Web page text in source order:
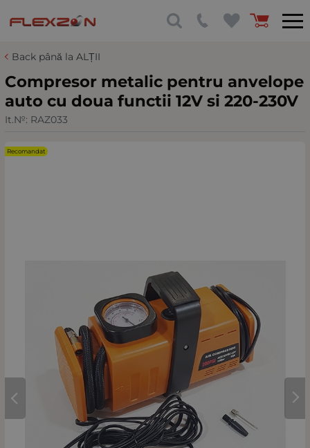
Back până la ALȚII
Compresor metalic pentru anvelope
auto cu doua functii 12V si 220-230V
It.№: RAZ033
Recomandat